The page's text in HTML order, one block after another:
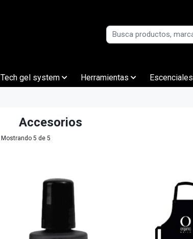
Tech gel system Herramientas Escenciales
Accesorios
Mostrando 5 de 5